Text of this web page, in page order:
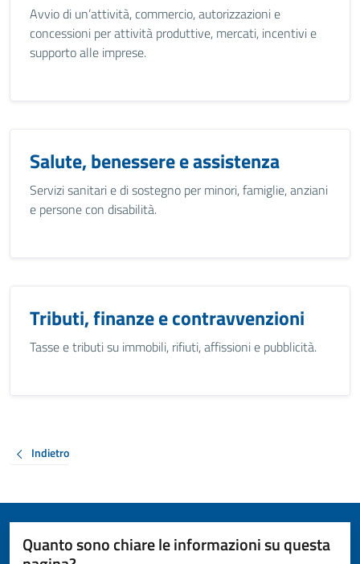
Avvio di un’attività, commercio, autorizzazioni e
concessioni per attività produttive, mercati, incentivi e
supporto alle imprese.
Salute, benessere e assistenza
Servizi sanitari e di sostegno per minori, famiglie, anziani
e persone con disabilità.
Tributi, finanze e contravvenzioni
Tasse e tributi su immobili, rifiuti, affissioni e pubblicità.
Indietro
Quanto sono chiare le informazioni su questa